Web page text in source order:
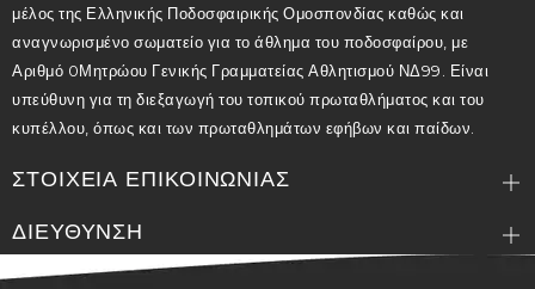
μέλος της Ελληνικής Ποδοσφαιρικής Ομοσπονδίας καθώς και
αναγνωρισμένο σωματείο για το άθλημα του ποδοσφαίρου, με
Αριθμό 0Μητρώου Γενικής Γραμματείας Αθλητισμού ΝΔ99. Είναι
υπεύθυνη για τη διεξαγωγή του τοπικού πρωταθλήματος και του
κυπέλλου, όπως και των πρωταθλημάτων εφήβων και παίδων.
ΣΤΟΙΧΕΙΑ ΕΠΙΚΟΙΝΩΝΙΑΣ
ΔΙΕΥΘΥΝΣΗ